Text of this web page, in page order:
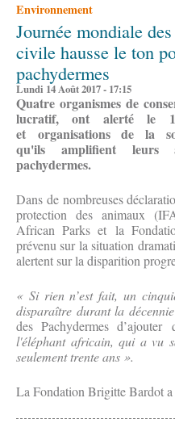
Environnement
Journée mondiale
civile hausse le ton
pachydermes
Lundi 14 Août 2017 - 17:15
Quatre organismes de
lucratif, ont alerté le
et organisations de la
qu'ils amplifient leurs
pachydermes.
Dans de nombreuses
protection des animaux
African Parks et la
prévenu sur la situation
alertent sur la disparition
« Si rien n’est fait, un
disparaître durant la
des Pachydermes d’ajouter
l'éléphant africain, qui a vu
seulement trente ans ».
La Fondation Brigitte Bardot a